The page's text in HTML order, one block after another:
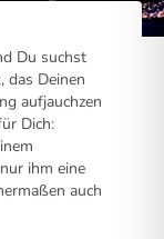
Du suchst
das Deinen
aufjauchzen
Dich:
ihm eine
auch